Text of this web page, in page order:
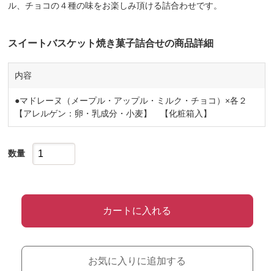
ル、チョコの４種の味をお楽しみ頂ける詰合わせです。
スイートバスケット焼き菓子詰合せの商品詳細
内容
●マドレーヌ（メープル・アップル・ミルク・チョコ）×各２
【アレルゲン：卵・乳成分・小麦】 【化粧箱入】
数量
カートに入れる
お気に入りに追加する